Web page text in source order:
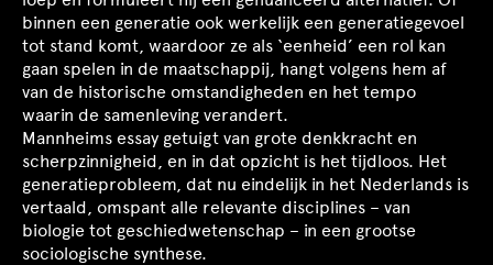
binnen een generatie ook werkelijk een generatiegevoel
tot stand komt, waardoor ze als ‘eenheid’ een rol kan
gaan spelen in de maatschappij, hangt volgens hem af
van de historische omstandigheden en het tempo
waarin de samenleving verandert.
Mannheims essay getuigt van grote denkkracht en
scherpzinnigheid, en in dat opzicht is het tijdloos. Het
generatieprobleem, dat nu eindelijk in het Nederlands is
vertaald, omspant alle relevante disciplines – van
biologie tot geschiedwetenschap – in een grootse
sociologische synthese.